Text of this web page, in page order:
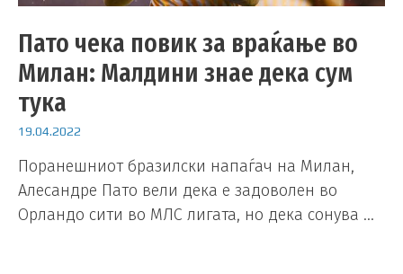
Пато чека повик за враќање во
Милан: Малдини знае дека сум
тука
19.04.2022
Поранешниот бразилски напаѓач на Милан,
Алесандре Пато вели дека е задоволен во
Орландо сити во МЛС лигата, но дека сонува …